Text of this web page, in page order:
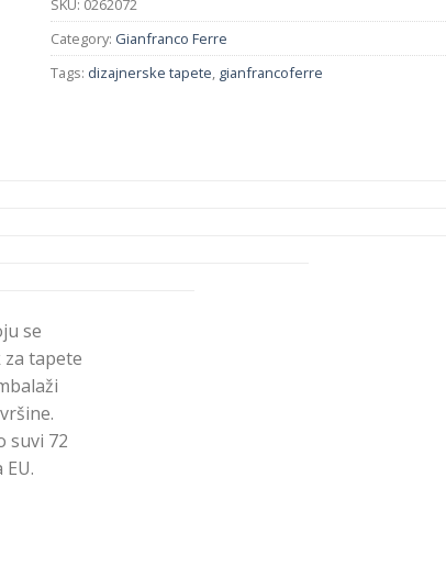
SKU: 0262072
Category: Gianfranco Ferre
Tags: dizajnerske tapete, gianfrancoferre
se
tapete
suvi 72